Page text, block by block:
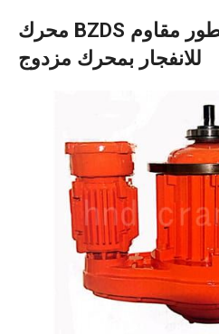
محرك BZDS غير متزامن ثلاثي الطور مقاوم
للانفجار بمحرك مزدوج